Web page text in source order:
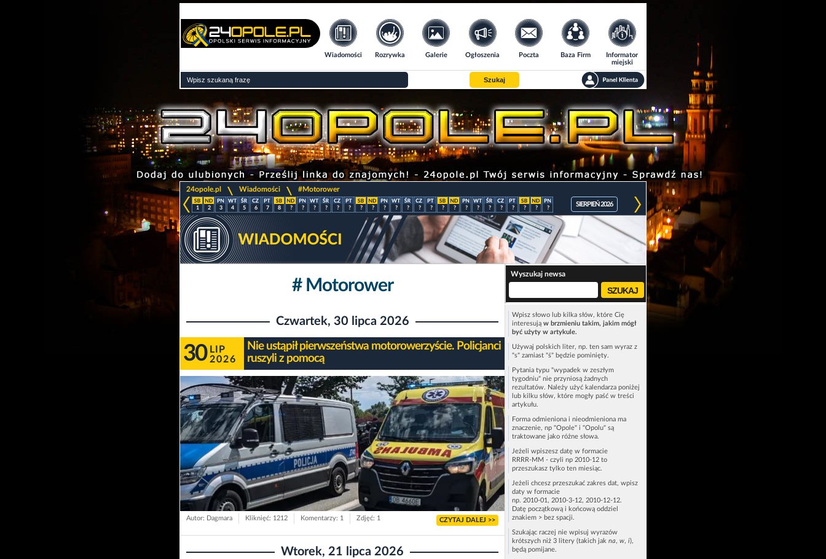
Wiadomości Rozrywka Galerie Ogłoszenia Poczta Baza Firm
Informator
miejski
Szukaj
24opole.pl
>
Wiadomości #Motorower
1 2 3 4 5 6 7 8 ? ? ? ? ? ? ? ? ? ? ? ? ? ? ? ? ? ? ? ? ? ? ?
SIERPIEŃ 2026
# Motorower
Czwartek, 30 lipca 2026
30 LIP
2026
Nie ustąpił pierwszeństwa motorowerzyście. Policjanci
ruszyli z pomocą
Autor: Dagmara Kliknięć: 1212 Komentarzy: 1 Zdjęć: 1 CZYTAJ DALEJ >>
Wtorek, 21 lipca 2026
Wyszukaj newsa
Wpisz słowo lub kilka słów, które Cię
interesują w brzmieniu takim, jakim mógł
być użyty w artykule.
Używaj polskich liter, np. ten sam wyraz z
"s" zamiast "ś" będzie pominięty.
Pytania typu "wypadek w zeszłym
tygodniu" nie przyniosą żadnych
rezultatów. Należy użyć kalendarza poniżej
lub kilku słów, które mogły paść w treści
artykułu.
Forma odmieniona i nieodmieniona ma
znaczenie, np "Opole" i "Opolu" są
traktowane jako różne słowa.
Jeżeli wpiszesz datę w formacie
RRRR-MM - czyli np 2010-12 to
przeszukasz tylko ten miesiąc.
Jeżeli chcesz przeszukać zakres dat, wpisz
daty w formacie
np. 2010-01, 2010-3-12, 2010-12-12.
Datę początkową i końcową oddziel
znakiem > bez spacji.
Szukając raczej nie wpisuj wyrazów
krótszych niż 3 litery (takich jak na, w, i),
będą pomijane.